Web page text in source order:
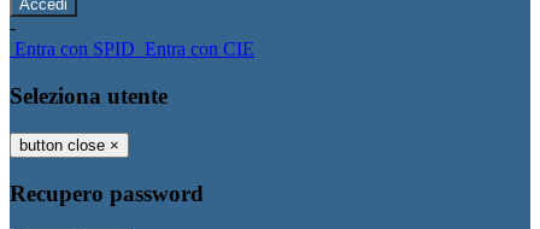
-
Entra con SPID Entra con CIE
Seleziona utente
button close ×
Recupero password